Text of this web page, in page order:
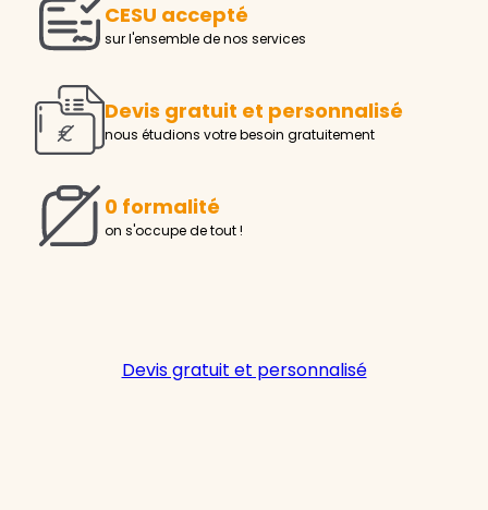
CESU accepté
sur l'ensemble de nos services
Devis gratuit et personnalisé
nous étudions votre besoin gratuitement
0 formalité
on s'occupe de tout !
Devis gratuit et personnalisé